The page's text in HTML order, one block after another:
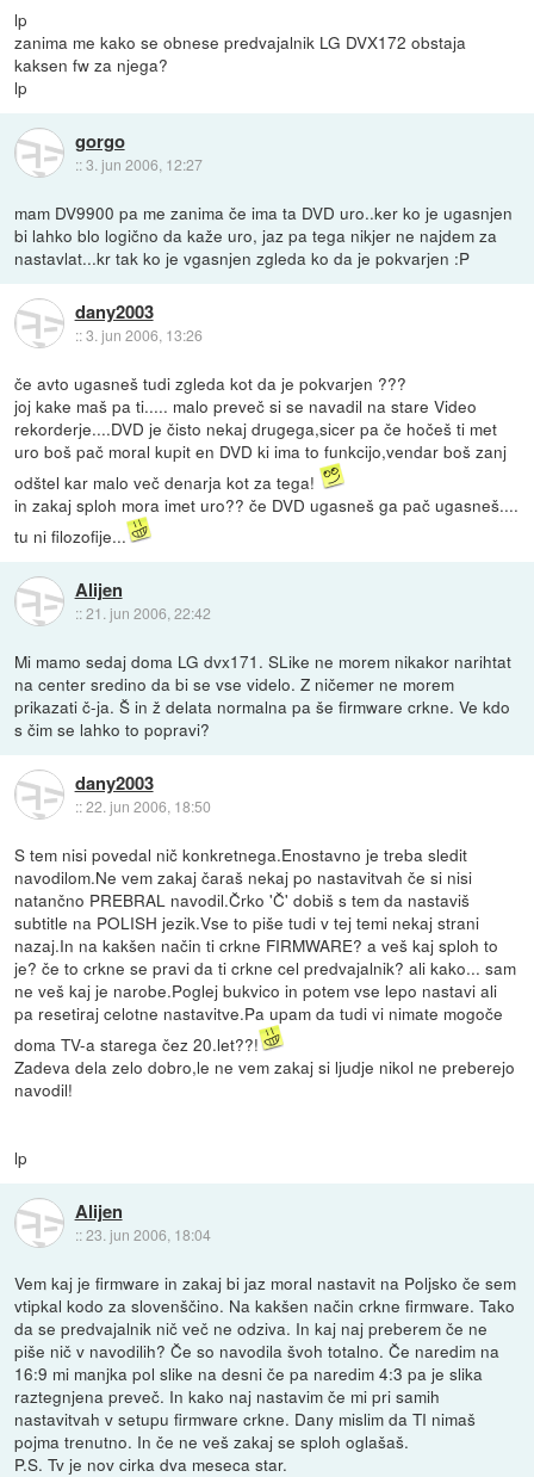
lp
zanima me kako se obnese predvajalnik LG DVX172 obstaja
kaksen fw za njega?
lp
gorgo
::3. jun 2006, 12:27
mam DV9900 pa me zanima če ima ta DVD uro..ker ko je ugasnjen
bi lahko blo logično da kaže uro, jaz pa tega nikjer ne najdem za
nastavlat...kr tak ko je vgasnjen zgleda ko da je pokvarjen :P
dany2003
::3. jun 2006, 13:26
če avto ugasneš tudi zgleda kot da je pokvarjen ???
joj kake maš pa ti..... malo preveč si se navadil na stare Video
rekorderje....DVD je čisto nekaj drugega,sicer pa če hočeš ti met
uro boš pač moral kupit en DVD ki ima to funkcijo,vendar boš zanj
odštel kar malo več denarja kot za tega!
in zakaj sploh mora imet uro?? če DVD ugasneš ga pač ugasneš....
tu ni filozofije...
Alijen
::21. jun 2006, 22:42
Mi mamo sedaj doma LG dvx171. SLike ne morem nikakor narihtat
na center sredino da bi se vse videlo. Z ničemer ne morem
prikazati č-ja. Š in ž delata normalna pa še firmware crkne. Ve kdo
s čim se lahko to popravi?
dany2003
::22. jun 2006, 18:50
S tem nisi povedal nič konkretnega.Enostavno je treba sledit
navodilom.Ne vem zakaj čaraš nekaj po nastavitvah če si nisi
natančno PREBRAL navodil.Črko 'Č' dobiš s tem da nastaviš
subtitle na POLISH jezik.Vse to piše tudi v tej temi nekaj strani
nazaj.In na kakšen način ti crkne FIRMWARE? a veš kaj sploh to
je? če to crkne se pravi da ti crkne cel predvajalnik? ali kako... sam
ne veš kaj je narobe.Poglej bukvico in potem vse lepo nastavi ali
pa resetiraj celotne nastavitve.Pa upam da tudi vi nimate mogoče
doma TV-a starega čez 20.let??!
Zadeva dela zelo dobro,le ne vem zakaj si ljudje nikol ne preberejo
navodil!
lp
Alijen
::23. jun 2006, 18:04
Vem kaj je firmware in zakaj bi jaz moral nastavit na Poljsko če sem
vtipkal kodo za slovenščino. Na kakšen način crkne firmware. Tako
da se predvajalnik nič več ne odziva. In kaj naj preberem če ne
piše nič v navodilih? Če so navodila švoh totalno. Če naredim na
16:9 mi manjka pol slike na desni če pa naredim 4:3 pa je slika
raztegnjena preveč. In kako naj nastavim če mi pri samih
nastavitvah v setupu firmware crkne. Dany mislim da TI nimaš
pojma trenutno. In če ne veš zakaj se sploh oglašaš.
P.S. Tv je nov cirka dva meseca star.